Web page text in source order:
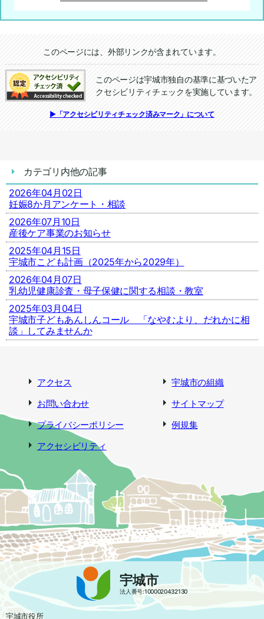
追加情報：外部リンク
このページには、外部リンクが含まれています。
追加情報：アクセシビリティチェック
このページは宇城市独自の基準に基づいたア
クセシビリティチェックを実施しています。
▶「アクセシビリティチェック済みマーク」について
カテゴリ内他の記事
2026年04月02日
妊娠8か月アンケート・相談
2026年07月10日
産後ケア事業のお知らせ
2025年04月15日
宇城市こども計画（2025年から2029年）
2026年04月07日
乳幼児健康診査・母子保健に関する相談・教室
2025年03月04日
宇城市子どもあんしんコール 「なやむより、だれかに相
談」してみませんか
アクセス
宇城市の組織
お問い合わせ
サイトマップ
プライバシーポリシー
例規集
アクセシビリティ
宇城市
法人番号:1000020432130
宇城市役所